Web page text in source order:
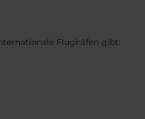
Flughäfen gibt: